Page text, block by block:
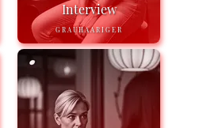
Interview
GRAUHAARIGER